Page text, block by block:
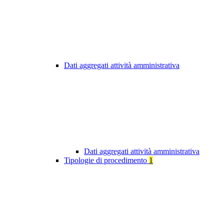
Dati aggregati attività amministrativa
Dati aggregati attività amministrativa
Tipologie di procedimento 1